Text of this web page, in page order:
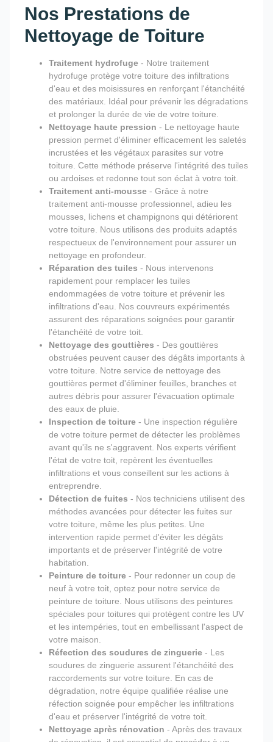
Nos Prestations de
Nettoyage de Toiture
Traitement hydrofuge - Notre traitement
hydrofuge protège votre toiture des infiltrations
d'eau et des moisissures en renforçant l'étanchéité
des matériaux. Idéal pour prévenir les dégradations
et prolonger la durée de vie de votre toiture.
Nettoyage haute pression - Le nettoyage haute
pression permet d'éliminer efficacement les saletés
incrustées et les végétaux parasites sur votre
toiture. Cette méthode préserve l'intégrité des tuiles
ou ardoises et redonne tout son éclat à votre toit.
Traitement anti-mousse - Grâce à notre
traitement anti-mousse professionnel, adieu les
mousses, lichens et champignons qui détériorent
votre toiture. Nous utilisons des produits adaptés
respectueux de l'environnement pour assurer un
nettoyage en profondeur.
Réparation des tuiles - Nous intervenons
rapidement pour remplacer les tuiles
endommagées de votre toiture et prévenir les
infiltrations d'eau. Nos couvreurs expérimentés
assurent des réparations soignées pour garantir
l'étanchéité de votre toit.
Nettoyage des gouttières - Des gouttières
obstruées peuvent causer des dégâts importants à
votre toiture. Notre service de nettoyage des
gouttières permet d'éliminer feuilles, branches et
autres débris pour assurer l'évacuation optimale
des eaux de pluie.
Inspection de toiture - Une inspection régulière
de votre toiture permet de détecter les problèmes
avant qu'ils ne s'aggravent. Nos experts vérifient
l'état de votre toit, repèrent les éventuelles
infiltrations et vous conseillent sur les actions à
entreprendre.
Détection de fuites - Nos techniciens utilisent des
méthodes avancées pour détecter les fuites sur
votre toiture, même les plus petites. Une
intervention rapide permet d'éviter les dégâts
importants et de préserver l'intégrité de votre
habitation.
Peinture de toiture - Pour redonner un coup de
neuf à votre toit, optez pour notre service de
peinture de toiture. Nous utilisons des peintures
spéciales pour toitures qui protègent contre les UV
et les intempéries, tout en embellissant l'aspect de
votre maison.
Réfection des soudures de zinguerie - Les
soudures de zinguerie assurent l'étanchéité des
raccordements sur votre toiture. En cas de
dégradation, notre équipe qualifiée réalise une
réfection soignée pour empêcher les infiltrations
d'eau et préserver l'intégrité de votre toit.
Nettoyage après rénovation - Après des travaux